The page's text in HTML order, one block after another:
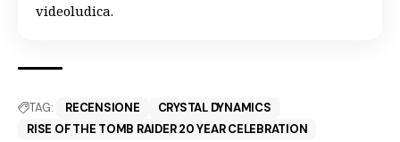
videoludica.
TAG: RECENSIONE
CRYSTAL DYNAMICS
RISE OF THE TOMB RAIDER 20 YEAR CELEBRATION